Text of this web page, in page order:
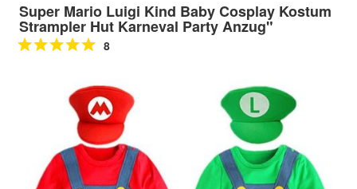
Super Mario Luigi Kind Baby Cosplay Kostum
Strampler Hut Karneval Party Anzug"
8